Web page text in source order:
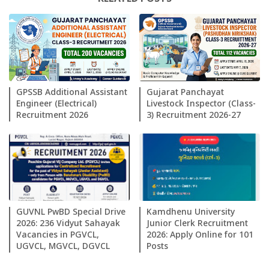
GPSSB Additional Assistant
Engineer (Electrical)
Recruitment 2026
Gujarat Panchayat
Livestock Inspector (Class-
3) Recruitment 2026-27
GUVNL PwBD Special Drive
2026: 236 Vidyut Sahayak
Vacancies in PGVCL,
UGVCL, MGVCL, DGVCL
Kamdhenu University
Junior Clerk Recruitment
2026: Apply Online for 101
Posts